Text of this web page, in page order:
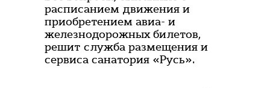
расписанием движения и
приобретением авиа- и
железнодорожных билетов,
решит служба размещения и
сервиса санатория «Русь».